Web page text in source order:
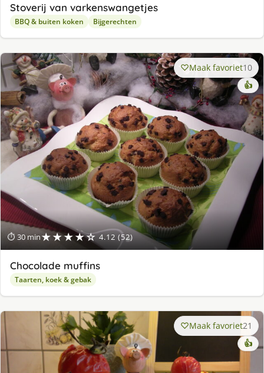
Stoverij van varkenswangetjes
BBQ & buiten koken Bijgerechten
⏱ 30 min★★★★☆ 4.12 (52)
Maak favoriet10
👍
Chocolade muffins
Taarten, koek & gebak
Maak favoriet21
👍